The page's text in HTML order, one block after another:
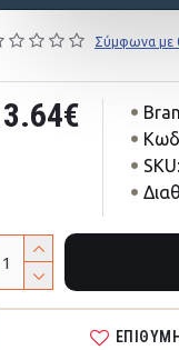
Σύμφωνα με
SKU: